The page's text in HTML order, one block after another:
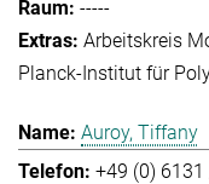
-----
Arbeitskreis
Planck-Institut für
Auroy, Tiffany
+49 (0)